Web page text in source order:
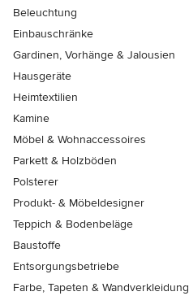
Beleuchtung
Einbauschränke
Gardinen, Vorhänge & Jalousien
Hausgeräte
Heimtextilien
Kamine
Möbel & Wohnaccessoires
Parkett & Holzböden
Polsterer
Produkt- & Möbeldesigner
Teppich & Bodenbeläge
Baustoffe
Entsorgungsbetriebe
Farbe, Tapeten & Wandverkleidung